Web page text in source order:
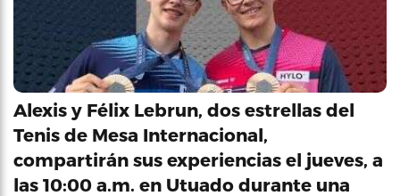
Alexis y Félix Lebrun, dos estrellas del
Tenis de Mesa Internacional,
compartirán sus experiencias el jueves, a
las 10:00 a.m. en Utuado durante una